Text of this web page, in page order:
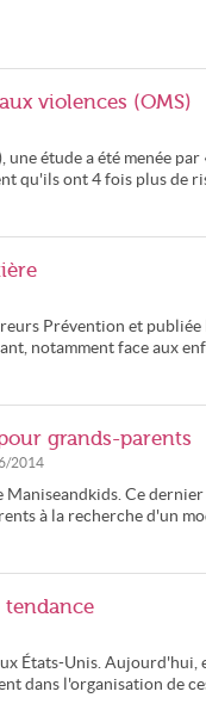
violences (OMS)
étude a été menée par
qu'ils ont 4 fois plus de
Prévention et
notamment face aux
grands-parents
2014
Ce
à la recherche d'un
tendance
États-Unis.
dans l'organisation de